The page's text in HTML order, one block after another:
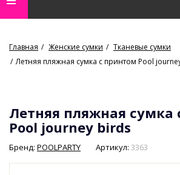
Главная Женские сумки
Тканевые сумки
Летняя пляжная сумка с принтом Pool
Летняя пляжная сумка
Pool journey birds
Бренд: POOLPARTY Артикул: 3363